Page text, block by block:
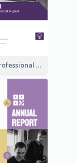
Purple Professional Branding Auditing Report Templates